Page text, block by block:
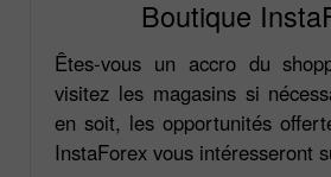
Boutique
Êtes-vous un accro du
visitez les magasins si
en soit, les opportunités
InstaForex vous intéresseront